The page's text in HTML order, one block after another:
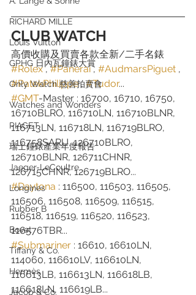
RICHARD MILLE
Louis Vuitton
GPHG 日內瓦鐘錶大賞
Only Watch 慈善拍賣會
Watches and Wonders
PIAGET
瑞士鐘錶產業年度報告
Jaeger-LeCoultre
Longines
Rubber B
Bovet
Tiffany & Co.
Hermès
Jacob & Co.
CLUB WATCH
高價收購及買賣各款全新/二手名錶
#Rolex , #Panerai , #AudmarsPiguet ,
#PatekPhilippe , #Tudor...
#GMT-Master : 16700, 16710, 16750,
16710BLRO, 116710LN, 116710BLNR,
116713LN, 116718LN, 116719BLRO,
116758SARU, 126710BLRO,
126710BLNR, 126711CHNR,
126715CHNR, 126719BLRO...
#Daytona : 116500, 116503, 116505,
116506, 116508, 116509, 116515,
116518, 116519, 116520, 116523,
116576TBR...
#Submariner : 16610, 16610LN,
114060, 116610LV, 116610LN,
116613LB, 116613LN, 116618LB,
116618LN, 116619LB...